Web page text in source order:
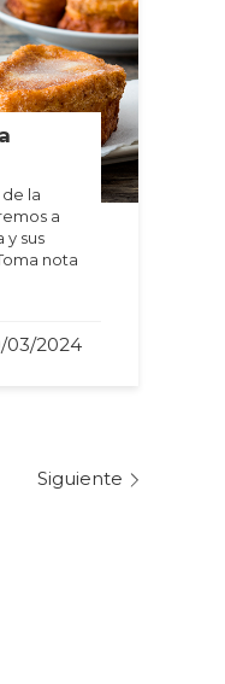
la
a
y sus
nota
03/2024
Siguiente